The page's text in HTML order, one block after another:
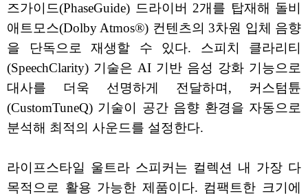
즈가이드(PhaseGuide) 드라이버 2개를 탑재해 돌비
애트모스(Dolby Atmos®) 컨텐츠의 3차원 입체 음향
을 단독으로 재생할 수 있다. 스피치 클라리티
(SpeechClarity) 기술은 AI 기반 음성 강화 기능으로
대사를 더욱 선명하게 전달하며, 커스텀튠
(CustomTuneQ) 기술이 공간 음향 환경을 자동으로
분석해 최적의 사운드를 설정한다.
라이프스타일 울트라 스피커는 컬렉션 내 가장 다
목적으로 활용 가능한 제품이다. 컴팩트한 크기에